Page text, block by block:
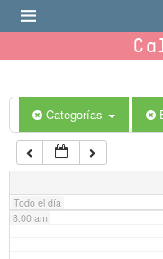
Categorías
Todo el día
6:00 am
7:00 am
8:00 am